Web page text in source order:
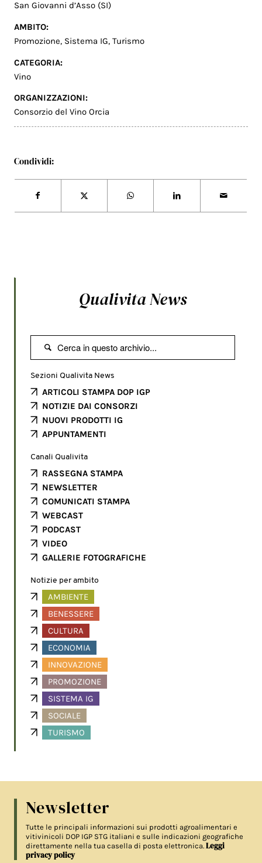
San Giovanni d’Asso (SI)
AMBITO:
Promozione, Sistema IG,Turismo
CATEGORIA:
Vino
ORGANIZZAZIONI:
Consorzio del Vino Orcia
Condividi:
Qualivita News

Sezioni Qualivita News
ARTICOLI STAMPA DOP IGP
NOTIZIE DAI CONSORZI
NUOVI PRODOTTI IG
APPUNTAMENTI
Canali Qualivita
RASSEGNA STAMPA
NEWSLETTER
COMUNICATI STAMPA
WEBCAST
PODCAST
VIDEO
GALLERIE FOTOGRAFICHE
Notizie per ambito
AMBIENTE
BENESSERE
CULTURA
ECONOMIA
INNOVAZIONE
PROMOZIONE
SISTEMA IG
SOCIALE
TURISMO
Newsletter
Tutte le principali informazioni sui prodotti agroalimentari e
vitivinicoli DOP IGP STG italiani e sulle indicazioni geografiche
direttamente nella tua casella di posta elettronica.Leggi
privacy policy